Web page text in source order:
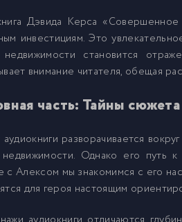
Дэвида Керса
инвестициям. Это
становится
внимание читателя, обещая
часть: Тайны
разворачивается
Однако его путь
с Алексом мы знакомимся с его
для героя настоящим